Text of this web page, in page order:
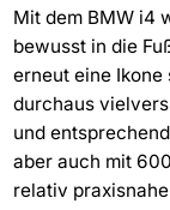
Mit dem BMW i4
bewusst in die
erneut eine
durchaus
und
aber auch mit
relativ